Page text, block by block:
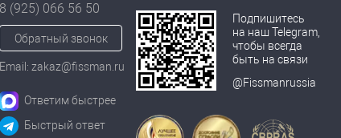
8 (925) 066 56 50
Обратный звонок
Email: zakaz@fissman.ru
Ответим быстрее
Быстрый ответ
Подпишитесь
на наш Telegram,
чтобы всегда
быть на связи
@Fissmanrussia